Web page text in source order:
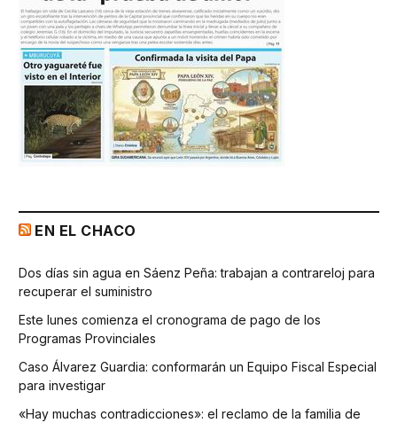
EN EL CHACO
Dos días sin agua en Sáenz Peña: trabajan a contrareloj para
recuperar el suministro
Este lunes comienza el cronograma de pago de los
Programas Provinciales
Caso Álvarez Guardia: conformarán un Equipo Fiscal Especial
para investigar
«Hay muchas contradicciones»: el reclamo de la familia de